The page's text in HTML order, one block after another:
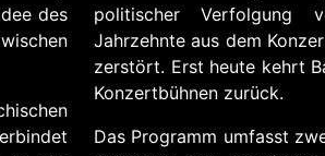
des
politischer Verfolgung
Jahrzehnte aus dem
zerstört. Erst heute kehrt
Konzertbühnen zurück.
Das Programm umfasst